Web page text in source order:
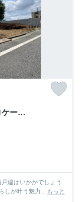
杉並区上井草2丁目 公園隣接×好ロケーション 新築分譲住宅全3棟
建はいかがでしょう
しが叶う魅力... もっと